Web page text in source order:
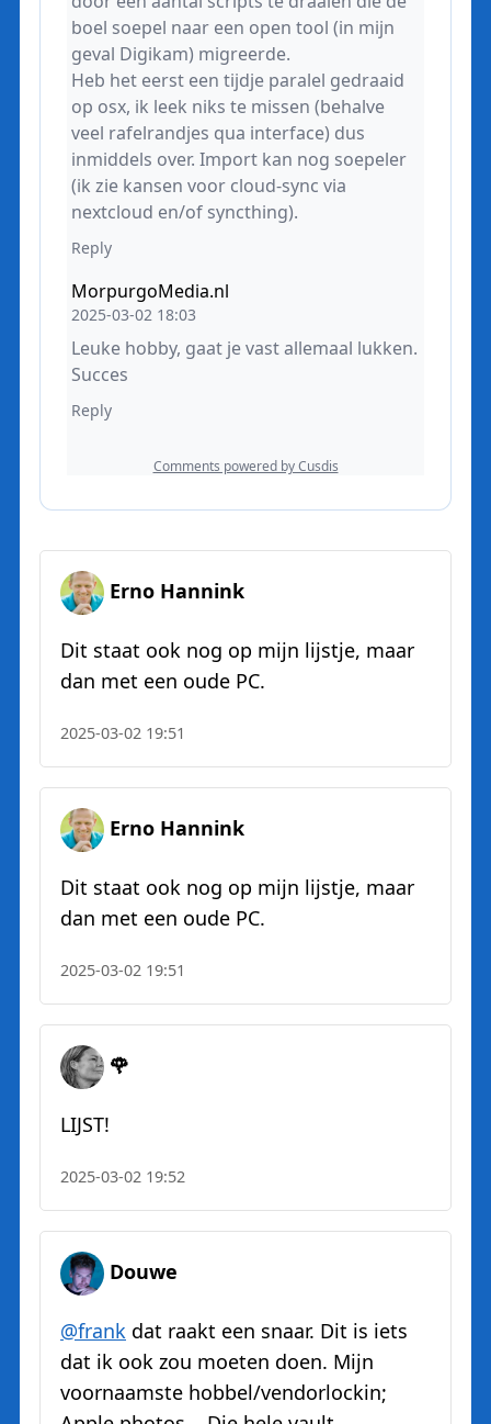
Erno Hannink
Dit staat ook nog op mijn lijstje, maar
dan met een oude PC.
2025-03-02 19:51
Erno Hannink
Dit staat ook nog op mijn lijstje, maar
dan met een oude PC.
2025-03-02 19:51
🌹
LIJST!
2025-03-02 19:52
Douwe
@frank dat raakt een snaar. Dit is iets
dat ik ook zou moeten doen. Mijn
voornaamste hobbel/vendorlockin;